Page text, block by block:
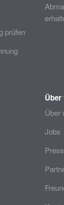
prüfen
Über
Jobs